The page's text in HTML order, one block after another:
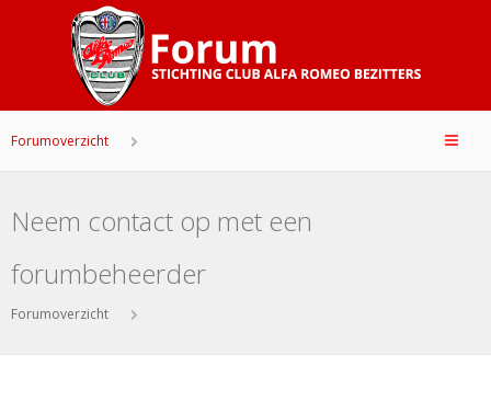
Forumoverzicht
Neem contact op met een
forumbeheerder
Forumoverzicht